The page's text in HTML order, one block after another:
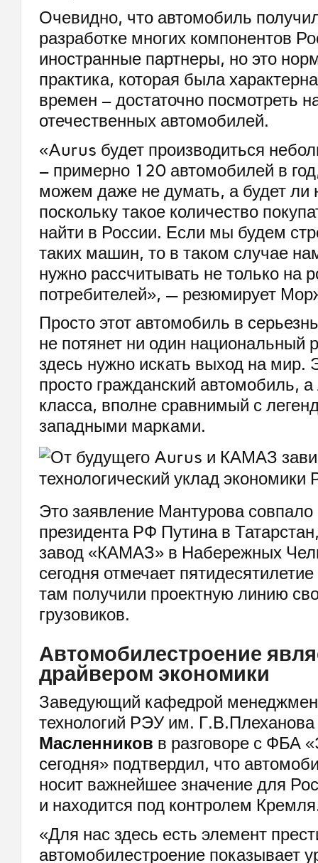
Очевидно, что автомобиль
разработке многих компонентов
иностранные партнеры, но это
практика, которая была
времен – достаточно посмотреть
отечественных автомобилей.
«Aurus будет производиться
– примерно 120 автомобилей в
можем даже не думать, а будет ли
поскольку такое количество
найти в России. Если мы будем
таких машин, то в таком случае
нужно рассчитывать не только на
потребителей», — резюмирует
Просто этот автомобиль в
не потянет ни один национальный
здесь нужно искать выход на мир.
просто гражданский автомобиль,
класса, вполне сравнимый с
западными марками.
Это заявление Мантурова совпало
президента РФ Путина в
завод «КАМАЗ» в Набережных
сегодня отмечает
там получили проектную линию
грузовиков.
Автомобилестроение
драйвером экономики
Заведующий кафедрой
технологий РЭУ им. Г.В.Плеханова
Масленников в разговоре с ФБА
сегодня» подтвердил, что
носит важнейшее значение для
и находится под контролем
«Для нас здесь есть элемент
автомобилестроение показывает